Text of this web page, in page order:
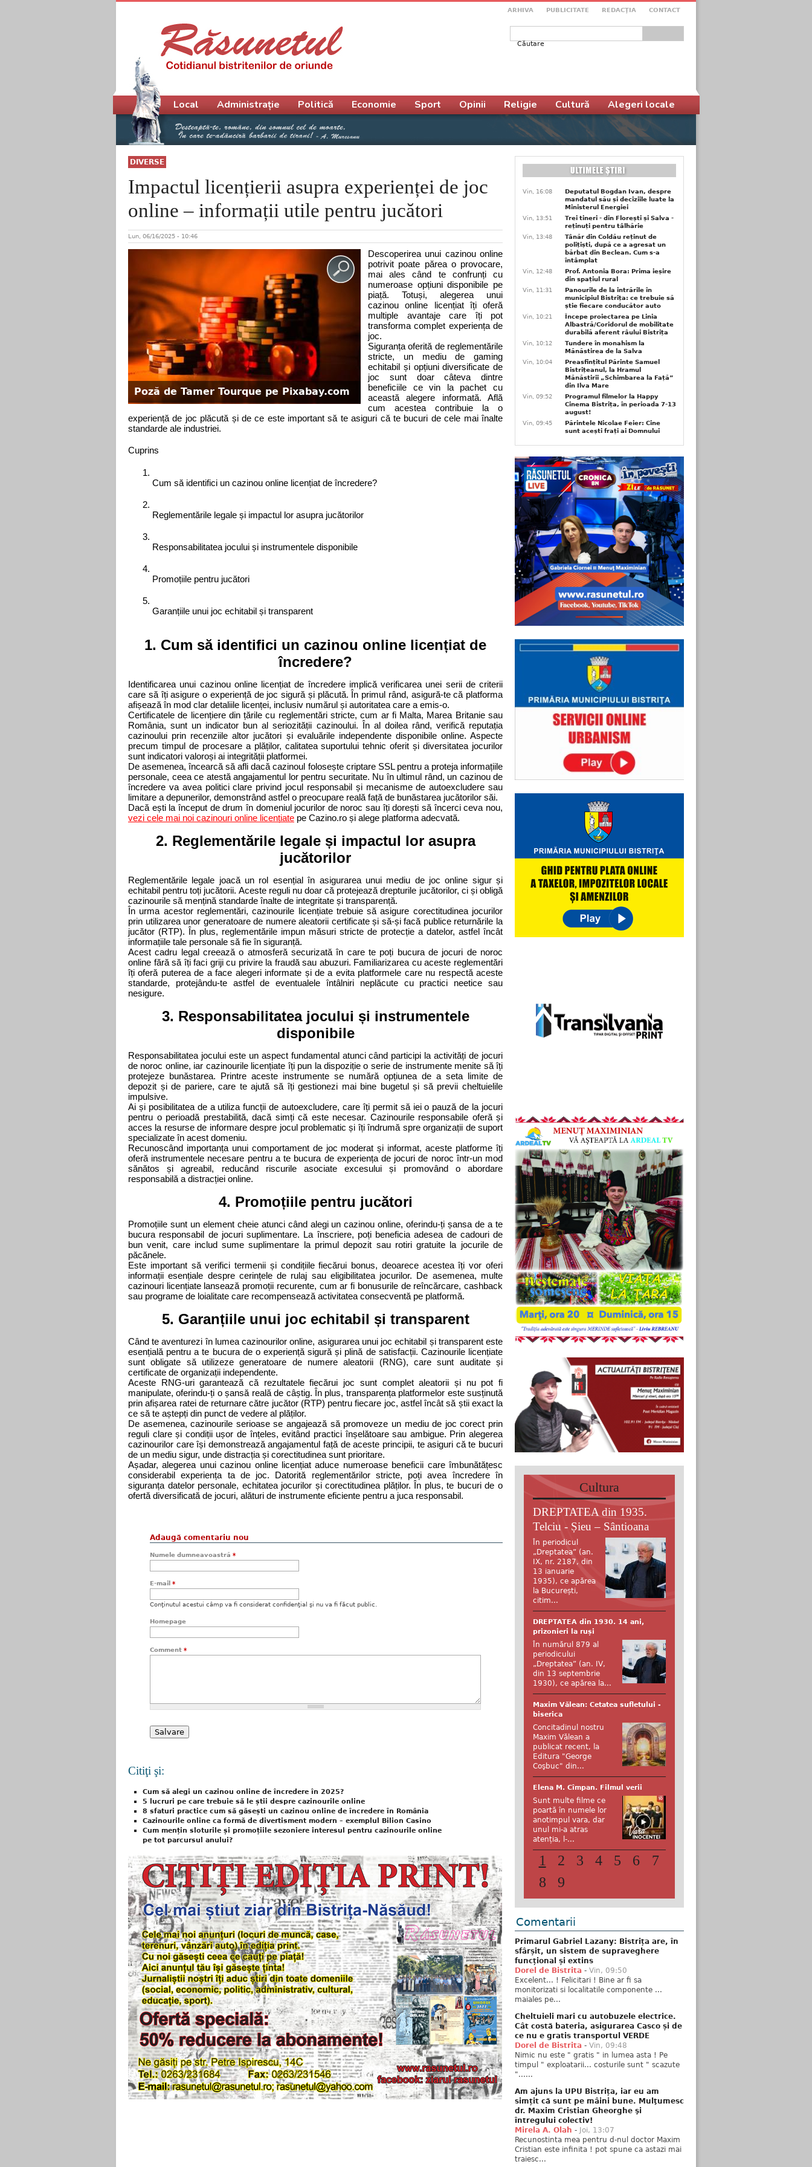
ARHIVA PUBLICITATE REDACŢIA CONTACT
Formular de căutare
DIVERSE
Impactul licențierii asupra experienței de joc
online – informații utile pentru jucători
Lun, 06/16/2025 - 10:46
Poză de Tamer Tourque pe Pixabay.com
Descoperirea unui cazinou online
potrivit poate părea o provocare,
mai ales când te confrunți cu
numeroase opțiuni disponibile pe
piață. Totuși, alegerea unui
cazinou online licențiat îți oferă
multiple avantaje care îți pot
transforma complet experiența de
joc.
Siguranța oferită de reglementările
stricte, un mediu de gaming
echitabil și opțiuni diversificate de
joc sunt doar câteva dintre
beneficiile ce vin la pachet cu
această alegere informată. Află
cum acestea contribuie la o
experiență de joc plăcută și de ce este important să te asiguri că te bucuri de cele mai înalte
standarde ale industriei.
Cuprins
Cum să identifici un cazinou online licențiat de încredere?
Reglementările legale și impactul lor asupra jucătorilor
Responsabilitatea jocului și instrumentele disponibile
Promoțiile pentru jucători
Garanțiile unui joc echitabil și transparent
1. Cum să identifici un cazinou online licențiat de
încredere?
Identificarea unui cazinou online licențiat de încredere implică verificarea unei serii de criterii
care să îți asigure o experiență de joc sigură și plăcută. În primul rând, asigură-te că platforma
afișează în mod clar detaliile licenței, inclusiv numărul și autoritatea care a emis-o.
Certificatele de licențiere din țările cu reglementări stricte, cum ar fi Malta, Marea Britanie sau
România, sunt un indicator bun al seriozității cazinoului. În al doilea rând, verifică reputația
cazinoului prin recenziile altor jucători și evaluările independente disponibile online. Aspecte
precum timpul de procesare a plăților, calitatea suportului tehnic oferit și diversitatea jocurilor
sunt indicatori valoroși ai integrității platformei.
De asemenea, încearcă să afli dacă cazinoul folosește criptare SSL pentru a proteja informațiile
personale, ceea ce atestă angajamentul lor pentru securitate. Nu în ultimul rând, un cazinou de
încredere va avea politici clare privind jocul responsabil și mecanisme de autoexcludere sau
limitare a depunerilor, demonstrând astfel o preocupare reală față de bunăstarea jucătorilor săi.
Dacă ești la început de drum în domeniul jocurilor de noroc sau îți dorești să încerci ceva nou,
vezi cele mai noi cazinouri online licențiate pe Cazino.ro și alege platforma adecvată.
2. Reglementările legale și impactul lor asupra
jucătorilor
Reglementările legale joacă un rol esențial în asigurarea unui mediu de joc online sigur și
echitabil pentru toți jucătorii. Aceste reguli nu doar că protejează drepturile jucătorilor, ci și obligă
cazinourile să mențină standarde înalte de integritate și transparență.
În urma acestor reglementări, cazinourile licențiate trebuie să asigure corectitudinea jocurilor
prin utilizarea unor generatoare de numere aleatorii certificate și să-și facă publice returnările la
jucător (RTP). În plus, reglementările impun măsuri stricte de protecție a datelor, astfel încât
informațiile tale personale să fie în siguranță.
Acest cadru legal creează o atmosferă securizată în care te poți bucura de jocuri de noroc
online fără să îți faci griji cu privire la fraudă sau abuzuri. Familiarizarea cu aceste reglementări
îți oferă puterea de a face alegeri informate și de a evita platformele care nu respectă aceste
standarde, protejându-te astfel de eventualele întâlniri neplăcute cu practici neetice sau
nesigure.
3. Responsabilitatea jocului și instrumentele
disponibile
Responsabilitatea jocului este un aspect fundamental atunci când participi la activități de jocuri
de noroc online, iar cazinourile licențiate îți pun la dispoziție o serie de instrumente menite să îți
protejeze bunăstarea. Printre aceste instrumente se numără opțiunea de a seta limite de
depozit și de pariere, care te ajută să îți gestionezi mai bine bugetul și să previi cheltuielile
impulsive.
Ai și posibilitatea de a utiliza funcții de autoexcludere, care îți permit să iei o pauză de la jocuri
pentru o perioadă prestabilită, dacă simți că este necesar. Cazinourile responsabile oferă și
acces la resurse de informare despre jocul problematic și îți îndrumă spre organizații de suport
specializate în acest domeniu.
Recunoscând importanța unui comportament de joc moderat și informat, aceste platforme îți
oferă instrumentele necesare pentru a te bucura de experiența de jocuri de noroc într-un mod
sănătos și agreabil, reducând riscurile asociate excesului și promovând o abordare
responsabilă a distracției online.
4. Promoțiile pentru jucători
Promoțiile sunt un element cheie atunci când alegi un cazinou online, oferindu-ți șansa de a te
bucura responsabil de jocuri suplimentare. La înscriere, poți beneficia adesea de cadouri de
bun venit, care includ sume suplimentare la primul depozit sau rotiri gratuite la jocurile de
păcănele.
Este important să verifici termenii și condițiile fiecărui bonus, deoarece acestea îți vor oferi
informații esențiale despre cerințele de rulaj sau eligibilitatea jocurilor. De asemenea, multe
cazinouri licențiate lansează promoții recurente, cum ar fi bonusurile de reîncărcare, cashback
sau programe de loialitate care recompensează activitatea consecventă pe platformă.
5. Garanțiile unui joc echitabil și transparent
Când te aventurezi în lumea cazinourilor online, asigurarea unui joc echitabil și transparent este
esențială pentru a te bucura de o experiență sigură și plină de satisfacții. Cazinourile licențiate
sunt obligate să utilizeze generatoare de numere aleatorii (RNG), care sunt auditate și
certificate de organizații independente.
Aceste RNG-uri garantează că rezultatele fiecărui joc sunt complet aleatorii și nu pot fi
manipulate, oferindu-ți o șansă reală de câștig. În plus, transparența platformelor este susținută
prin afișarea ratei de returnare către jucător (RTP) pentru fiecare joc, astfel încât să știi exact la
ce să te aștepți din punct de vedere al plăților.
De asemenea, cazinourile serioase se angajează să promoveze un mediu de joc corect prin
reguli clare și condiții ușor de înțeles, evitând practici înșelătoare sau ambigue. Prin alegerea
cazinourilor care își demonstrează angajamentul față de aceste principii, te asiguri că te bucuri
de un mediu sigur, unde distracția și corectitudinea sunt prioritare.
Așadar, alegerea unui cazinou online licențiat aduce numeroase beneficii care îmbunătățesc
considerabil experiența ta de joc. Datorită reglementărilor stricte, poți avea încredere în
siguranța datelor personale, echitatea jocurilor și corectitudinea plăților. În plus, te bucuri de o
ofertă diversificată de jocuri, alături de instrumente eficiente pentru a juca responsabil.
Adaugă comentariu nou
Numele dumneavoastră *
E-mail *
Conţinutul acestui câmp va fi considerat confidenţial şi nu va fi făcut public.
Homepage
Comment *
Citiţi şi:
Cum să alegi un cazinou online de încredere în 2025?
5 lucruri pe care trebuie să le știi despre cazinourile online
8 sfaturi practice cum să găsești un cazinou online de încredere în România
Cazinourile online ca formă de divertisment modern – exemplul Bilion Casino
Cum mențin sloturile și promoțiile sezoniere interesul pentru cazinourile online
pe tot parcursul anului?
Meniu principal
Local Administrație Politică Economie Sport Opinii Religie Cultură Alegeri locale
Vin, 16:08
Deputatul Bogdan Ivan, despre
mandatul său și deciziile luate la
Ministerul Energiei
Vin, 13:51
Trei tineri - din Florești și Salva -
reținuți pentru tâlhărie
Vin, 13:48
Tânăr din Coldău reținut de
polițiști, după ce a agresat un
bărbat din Beclean. Cum s-a
întâmplat
Vin, 12:48
Prof. Antonia Bora: Prima ieșire
din spațiul rural
Vin, 11:31
Panourile de la intrările în
municipiul Bistrița: ce trebuie să
știe fiecare conducător auto
Vin, 10:21
Începe proiectarea pe Linia
Albastră/Coridorul de mobilitate
durabilă aferent râului Bistrița
Vin, 10:12
Tundere în monahism la
Mănăstirea de la Salva
Vin, 10:04
Preasfințitul Părinte Samuel
Bistrițeanul, la Hramul
Mănăstirii „Schimbarea la Față”
din Ilva Mare
Vin, 09:52
Programul filmelor la Happy
Cinema Bistrița, în perioada 7-13
august!
Vin, 09:45
Părintele Nicolae Feier: Cine
sunt acești frați ai Domnului
Cultura
DREPTATEA din 1935.
Telciu - Șieu – Sântioana
În periodicul
„Dreptatea” (an.
IX, nr. 2187, din
13 ianuarie
1935), ce apărea
la București,
citim...
DREPTATEA din 1930. 14 ani,
prizonieri la ruși
În numărul 879 al
periodicului
„Dreptatea” (an. IV,
din 13 septembrie
1930), ce apărea la...
Maxim Vălean: Cetatea sufletului -
biserica
Concitadinul nostru
Maxim Vălean a
publicat recent, la
Editura "George
Coşbuc" din...
Elena M. Cîmpan. Filmul verii
Sunt multe filme ce
poartă în numele lor
anotimpul vara, dar
unul mi-a atras
atenția, l-...
1 2 3 4 5 6
7
8
9
Comentarii
Primarul Gabriel Lazany: Bistrița are, în
sfârșit, un sistem de supraveghere
funcțional și extins
Dorel de Bistrita - Vin, 09:50
Excelent... ! Felicitari ! Bine ar fi sa
monitorizati si localitatile componente ...
maiales pe...
Cheltuieli mari cu autobuzele electrice.
Cât costă bateria, asigurarea Casco și de
ce nu e gratis transportul VERDE
Dorel de Bistrita - Vin, 09:48
Nimic nu este " gratis " in lumea asta ! Pe
timpul " exploatarii... costurile sunt " scazute
"......
Am ajuns la UPU Bistrița, iar eu am
simțit că sunt pe mâini bune. Mulţumesc
dr. Maxim Cristian Gheorghe şi
întregului colectiv!
Mirela A. Olah - Joi, 13:07
Recunostinta mea pentru d-nul doctor Maxim
Cristian este infinita ! pot spune ca astazi mai
traiesc...